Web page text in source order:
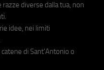
diverse dalla tua, non
idee, nei limiti
di Sant'Antonio o